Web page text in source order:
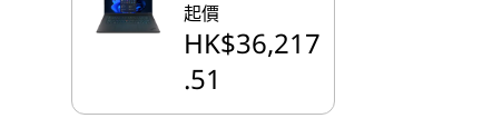
起價
HK$36,217
.51